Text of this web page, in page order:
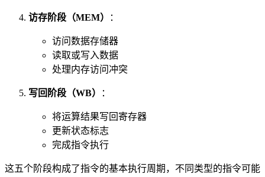
访存阶段（MEM） ：
访问数据存储器
读取或写入数据
处理内存访问冲突
写回阶段（WB） ：
将运算结果写回寄存器
更新状态标志
完成指令执行
这五个阶段构成了指令的基本执行周期，不同类型的指令可能